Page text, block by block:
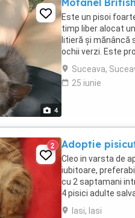
4
Motanel
Este un pisoi
timp liber alocat
litieră și mănâncă
ochii verzi. Este
pura de ...
Suceava,
25 iunie
2 Adoptie
Cleo in varsta de
iubitoare,
cu 2 saptamani
4 pisici adulte
jucausa, energica, ...
Iasi, Iasi